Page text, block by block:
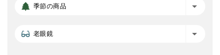
季節の商品
老眼鏡